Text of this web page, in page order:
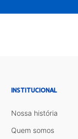
INSTITUCIONAL
Nossa história
Quem somos